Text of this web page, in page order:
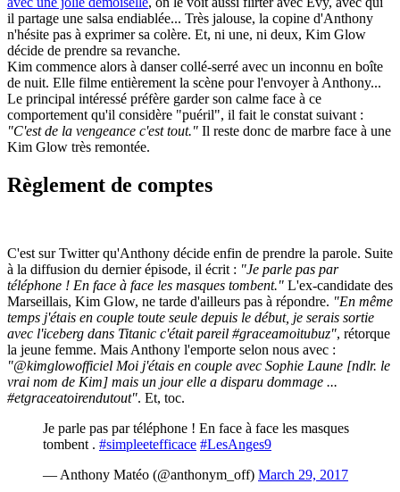
il partage une salsa endiablée... Très jalouse, la copine d'Anthony
n'hésite pas à exprimer sa colère. Et, ni une, ni deux, Kim Glow
décide de prendre sa revanche.
Kim commence alors à danser collé-serré avec un inconnu en boîte
de nuit. Elle filme entièrement la scène pour l'envoyer à Anthony...
Le principal intéressé préfère garder son calme face à ce
comportement qu'il considère "puéril", il fait le constat suivant :
"C'est de la vengeance c'est tout." Il reste donc de marbre face à une
Kim Glow très remontée.
Règlement de comptes
C'est sur Twitter qu'Anthony décide enfin de prendre la parole. Suite
à la diffusion du dernier épisode, il écrit : "Je parle pas par
téléphone ! En face à face les masques tombent." L'ex-candidate des
Marseillais, Kim Glow, ne tarde d'ailleurs pas à répondre. "En même
temps j'étais en couple toute seule depuis le début, je serais sortie
avec l'iceberg dans Titanic c'était pareil #graceamoitubuz", rétorque
la jeune femme. Mais Anthony l'emporte selon nous avec :
"@kimglowofficiel Moi j'étais en couple avec Sophie Laune [ndlr. le
vrai nom de Kim] mais un jour elle a disparu dommage ...
#etgraceatoirendutout". Et, toc.
Je parle pas par téléphone ! En face à face les masques
tombent . #simpleetefficace #LesAnges9
— Anthony Matéo (@anthonym_off) March 29, 2017